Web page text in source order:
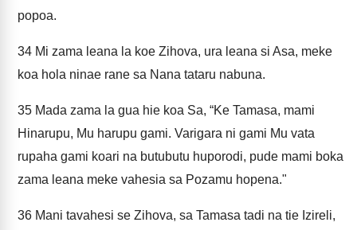
popoa.
34 Mi zama leana la koe Zihova, ura leana si Asa, meke
koa hola ninae rane sa Nana tataru nabuna.
35 Mada zama la gua hie koa Sa, “Ke Tamasa, mami
Hinarupu, Mu harupu gami. Varigara ni gami Mu vata
rupaha gami koari na butubutu huporodi, pude mami boka
zama leana meke vahesia sa Pozamu hopena."
36 Mani tavahesi se Zihova, sa Tamasa tadi na tie Izireli,